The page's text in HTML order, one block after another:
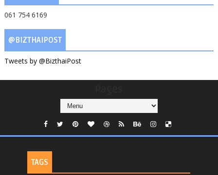
061 754 6169
@BIZTHAIPOST
Tweets by @BizthaiPost
TAGS